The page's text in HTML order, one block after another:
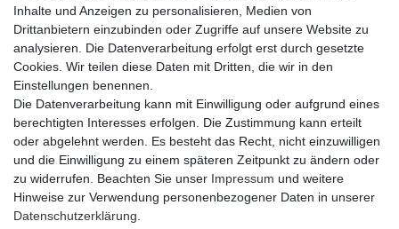
Inhalte und Anzeigen zu personalisieren, Medien von
Drittanbietern einzubinden oder Zugriffe auf unsere Website zu
analysieren. Die Datenverarbeitung erfolgt erst durch gesetzte
Cookies. Wir teilen diese Daten mit Dritten, die wir in den
Einstellungen benennen.
Die Datenverarbeitung kann mit Einwilligung oder aufgrund eines
berechtigten Interesses erfolgen. Die Zustimmung kann erteilt
oder abgelehnt werden. Es besteht das Recht, nicht einzuwilligen
und die Einwilligung zu einem späteren Zeitpunkt zu ändern oder
zu widerrufen. Beachten Sie unser Impressum und weitere
Hinweise zur Verwendung personenbezogener Daten in unserer
Daten­schutz­erklärung